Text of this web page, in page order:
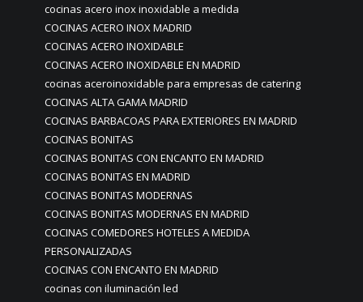
cocinas acero inox inoxidable a medida
COCINAS ACERO INOX MADRID
COCINAS ACERO INOXIDABLE
COCINAS ACERO INOXIDABLE EN MADRID
cocinas aceroinoxidable para empresas de catering
COCINAS ALTA GAMA MADRID
COCINAS BARBACOAS PARA EXTERIORES EN MADRID
COCINAS BONITAS
COCINAS BONITAS CON ENCANTO EN MADRID
COCINAS BONITAS EN MADRID
COCINAS BONITAS MODERNAS
COCINAS BONITAS MODERNAS EN MADRID
COCINAS COMEDORES HOTELES A MEDIDA
PERSONALIZADAS
COCINAS CON ENCANTO EN MADRID
cocinas con iluminación led